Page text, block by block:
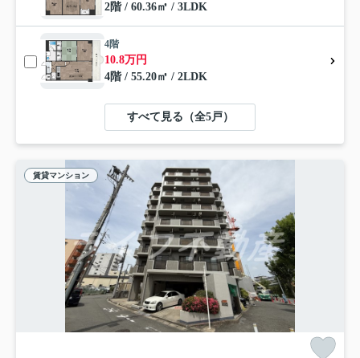
2階 / 60.36㎡ / 3LDK
4階
10.8万円
4階 / 55.20㎡ / 2LDK
すべて見る（全5戸）
賃貸マンション